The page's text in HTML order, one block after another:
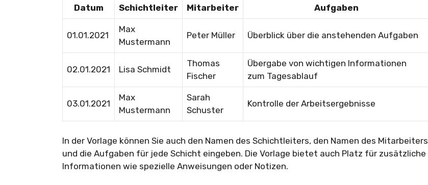
Datum Schichtleiter Mitarbeiter Aufgaben
01.01.2021
Max
Mustermann
Peter Müller Überblick über die anstehenden Aufgaben
02.01.2021 Lisa Schmidt
Thomas
Fischer
Übergabe von wichtigen Informationen
zum Tagesablauf
03.01.2021
Max
Mustermann
Sarah
Schuster
Kontrolle der Arbeitsergebnisse
In der Vorlage können Sie auch den Namen des Schichtleiters, den Namen des Mitarbeiters
und die Aufgaben für jede Schicht eingeben. Die Vorlage bietet auch Platz für zusätzliche
Informationen wie spezielle Anweisungen oder Notizen.